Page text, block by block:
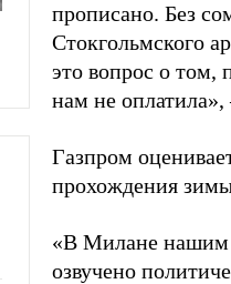
прописано. Без
Стокгольмского
это вопрос о том,
нам не
Газпром
прохождения
«В Милане нашим
озвучено